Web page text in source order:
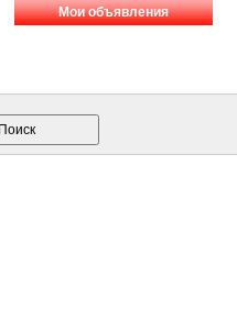
Мои объявления